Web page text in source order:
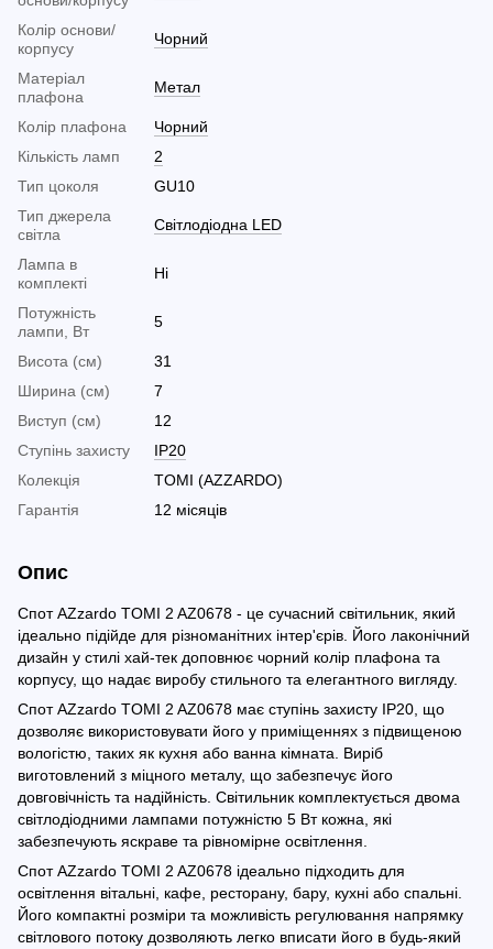
Колір основи/
корпусу
Чорний
Матеріал
плафона
Метал
Колір плафона
Чорний
Кількість ламп
2
Тип цоколя
GU10
Тип джерела
світла
Світлодіодна LED
Лампа в
комплекті
Ні
Потужність
лампи, Вт
5
Висота (см)
31
Ширина (см)
7
Виступ (см)
12
Ступінь захисту
IP20
Колекція
TOMI (AZZARDO)
Гарантія
12 місяців
Опис
Спот AZzardo TOMI 2 AZ0678 - це сучасний світильник, який
ідеально підійде для різноманітних інтер'єрів. Його лаконічний
дизайн у стилі хай-тек доповнює чорний колір плафона та
корпусу, що надає виробу стильного та елегантного вигляду.
Спот AZzardo TOMI 2 AZ0678 має ступінь захисту IP20, що
дозволяє використовувати його у приміщеннях з підвищеною
вологістю, таких як кухня або ванна кімната. Виріб
виготовлений з міцного металу, що забезпечує його
довговічність та надійність. Світильник комплектується двома
світлодіодними лампами потужністю 5 Вт кожна, які
забезпечують яскраве та рівномірне освітлення.
Спот AZzardo TOMI 2 AZ0678 ідеально підходить для
освітлення вітальні, кафе, ресторану, бару, кухні або спальні.
Його компактні розміри та можливість регулювання напрямку
світлового потоку дозволяють легко вписати його в будь-який